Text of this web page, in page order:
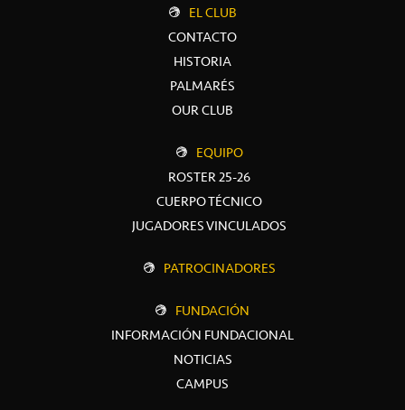
EL CLUB
CONTACTO
HISTORIA
PALMARÉS
OUR CLUB
EQUIPO
ROSTER 25-26
CUERPO TÉCNICO
JUGADORES VINCULADOS
PATROCINADORES
FUNDACIÓN
INFORMACIÓN FUNDACIONAL
NOTICIAS
CAMPUS